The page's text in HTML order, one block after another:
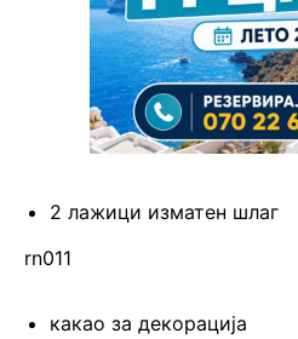
2 лажици изматен шлаг
rn011
какао за декорација